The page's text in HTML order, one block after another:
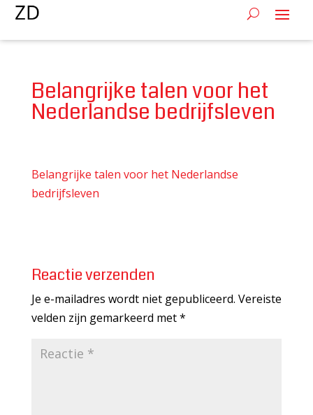
Belangrijke talen voor het
Nederlandse bedrijfsleven
Belangrijke talen voor het Nederlandse
bedrijfsleven
Reactie verzenden
Je e-mailadres wordt niet gepubliceerd. Vereiste
velden zijn gemarkeerd met*